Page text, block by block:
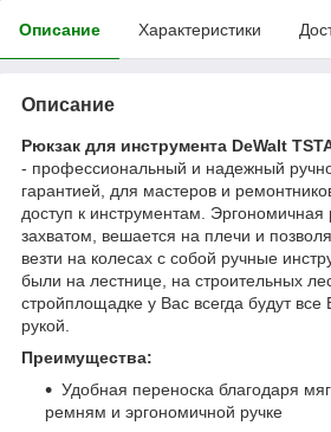
Описание Характеристики
Описание
Рюкзак для инструмента DeWalt
- профессиональный и надежный
гарантией, для мастеров и
доступ к инструментам. Эргономичная
захватом, вешается на плечи и
везти на колесах с собой ручные
были на лестнице, на строительных
стройплощадке у Вас всегда будут
рукой.
Преимущества:
Удобная переноска благодаря
ремням и эргономичной ручке